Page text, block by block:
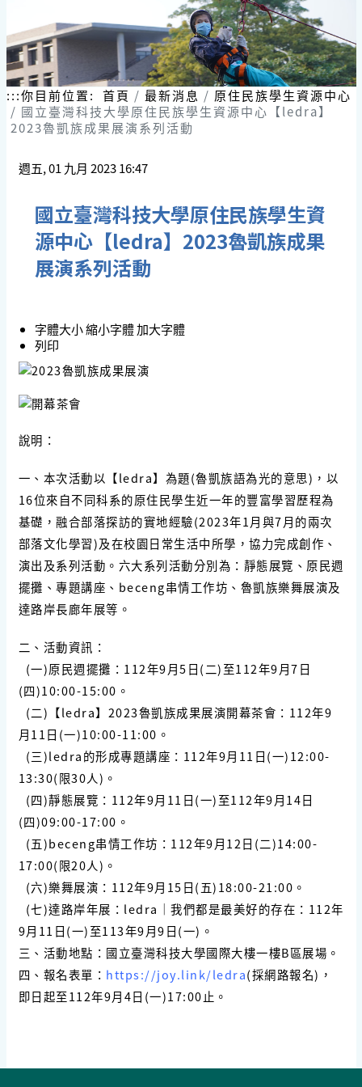
:::你目前位置: 首頁 最新消息
原住民族學生資源中心
國立臺灣科技大學原住民族學生資源中心【ledra】
2023魯凱族成果展演系列活動
週五, 01 九月 2023 16:47
國立臺灣科技大學原住民族學生資
源中心【ledra】2023魯凱族成果
展演系列活動
字體大小縮小字體加大字體
列印
說明：
一、本次活動以【ledra】為題(魯凱族語為光的意思)，以
16位來自不同科系的原住民學生近一年的豐富學習歷程為
基礎，融合部落探訪的實地經驗(2023年1月與7月的兩次
部落文化學習)及在校園日常生活中所學，協力完成創作、
演出及系列活動。六大系列活動分別為：靜態展覽、原民週
擺攤、專題講座、beceng串情工作坊、魯凱族樂舞展演及
達路岸長廊年展等。
二、活動資訊：
(一)原民週擺攤：112年9月5日(二)至112年9月7日
(四)10:00-15:00。
(二)【ledra】2023魯凱族成果展演開幕茶會：112年9
月11日(一)10:00-11:00。
(三)ledra的形成專題講座：112年9月11日(一)12:00-
13:30(限30人)。
(四)靜態展覽：112年9月11日(一)至112年9月14日
(四)09:00-17:00。
(五)beceng串情工作坊：112年9月12日(二)14:00-
17:00(限20人)。
(六)樂舞展演：112年9月15日(五)18:00-21:00。
(七)達路岸年展：ledra｜我們都是最美好的存在：112年
9月11日(一)至113年9月9日(一)。
三、活動地點：國立臺灣科技大學國際大樓一樓B區展場。
四、報名表單： https://joy.link/ledra(採網路報名)，
即日起至112年9月4日(一)17:00止。